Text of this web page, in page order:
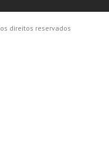
direitos reservados